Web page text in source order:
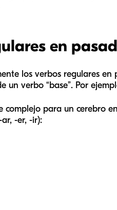
en
los verbos regulares en
verbo “base”. Por
para un cerebro
-er, -ir):